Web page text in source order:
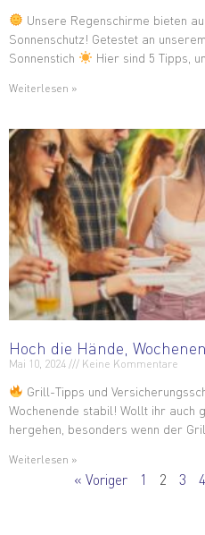
Unsere Regenschirme bieten
Sonnenschutz! Getestet an
Sonnenstich
Hier sind 5 Tipps,
Weiterlesen »
Hoch die Hände,
Mai 10, 2024 Keine Kommentare
Grill-Tipps und
Wochenende stabil! Wollt ihr auch
hergehen, besonders wenn der
Weiterlesen »
« Voriger 1 2 3 4